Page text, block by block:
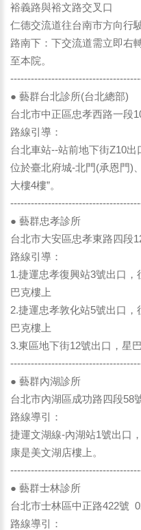
裕義路與裕文路交叉口
仁德交流道往台南市方向行
路南下：下交流道需立即右
至本院。
● 藝群台北診所(台北總部)
台北市中正區忠孝西路一段
路線引導：
台北車站--站前地下街Z10出
位於臺北府城-北門(承恩門)
大樓4樓”。
● 藝群忠孝診所
台北市大安區忠孝東路四段
路線引導：
1.捷運忠孝復興站3號出口
巴克樓上
2.捷運忠孝敦化站5號出口
巴克樓上
3.東區地下街12號出口，星
● 藝群內湖診所
台北市內湖區成功路四段58
路線導引：
捷運文湖線-內湖站1號出口
康是美文湖店樓上。
● 藝群士林診所
台北市士林區中正路422號
路線導引：